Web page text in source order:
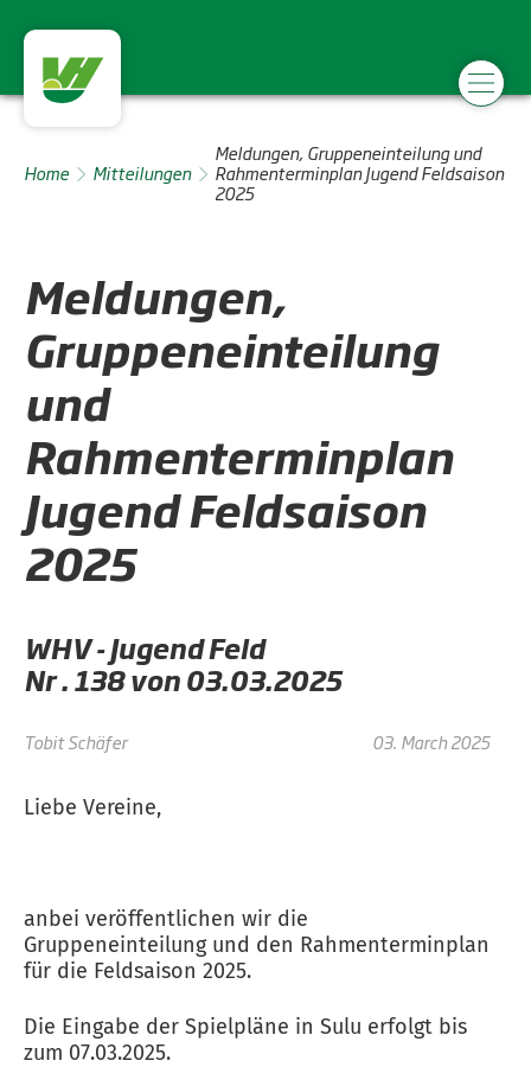
Home Mitteilungen
Meldungen, Gruppeneinteilung und
Rahmenterminplan Jugend Feldsaison
2025
Meldungen,
Gruppeneinteilung
und
Rahmenterminplan
Jugend Feldsaison
2025
WHV - Jugend Feld
Nr . 138 von 03.03.2025
Tobit Schäfer 03. March 2025
Liebe Vereine,
anbei veröffentlichen wir die
Gruppeneinteilung und den Rahmenterminplan
für die Feldsaison 2025.
Die Eingabe der Spielpläne in Sulu erfolgt bis
zum 07.03.2025.